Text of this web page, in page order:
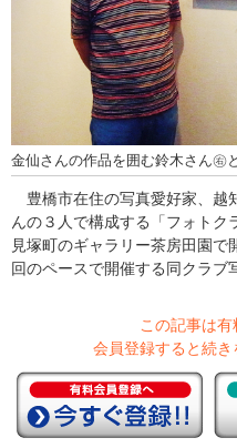
金仙さんの作品を囲む鈴木さん㊨
豊橋市在住の写真愛好家、越
んの３人で構成する「フォト
見塚町のギャラリー茶房田園
回のペースで開催する同クラブ
この記事は有
会員登録すると続き